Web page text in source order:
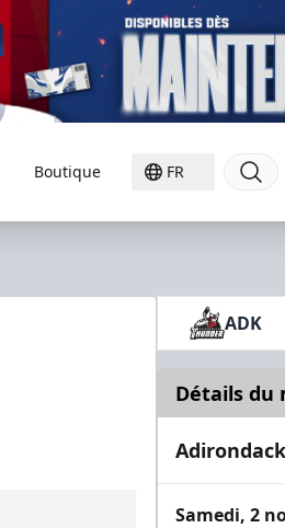
Boutique FR
ADK
Détails du
Samedi, 2